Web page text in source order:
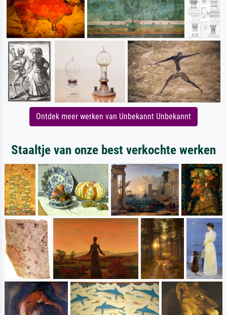
Ontdek meer werken van Unbekannt Unbekannt
Staaltje van onze best verkochte werken